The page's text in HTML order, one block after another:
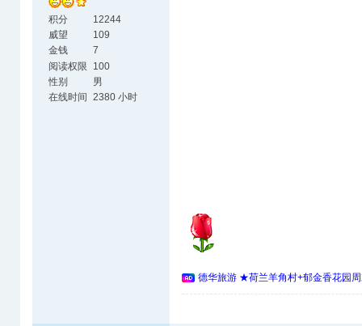
积分
12244
威望
109
金钱
7
阅读权限
100
性别
男
在线时间
2380 小时
德华旅游 ★荷兰羊角村+郁金香花园